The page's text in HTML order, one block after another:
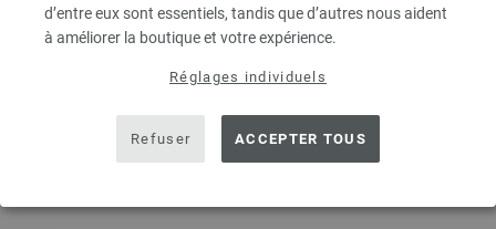
d’entre eux sont essentiels, tandis que d’autres nous aident
à améliorer la boutique et votre expérience.
Réglages individuels
Refuser ACCEPTER TOUS
Ajouter à liste d'envies